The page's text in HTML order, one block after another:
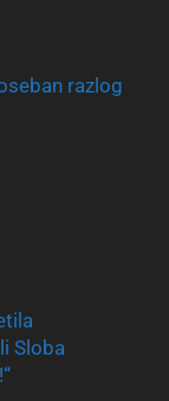
razlog
Sloba